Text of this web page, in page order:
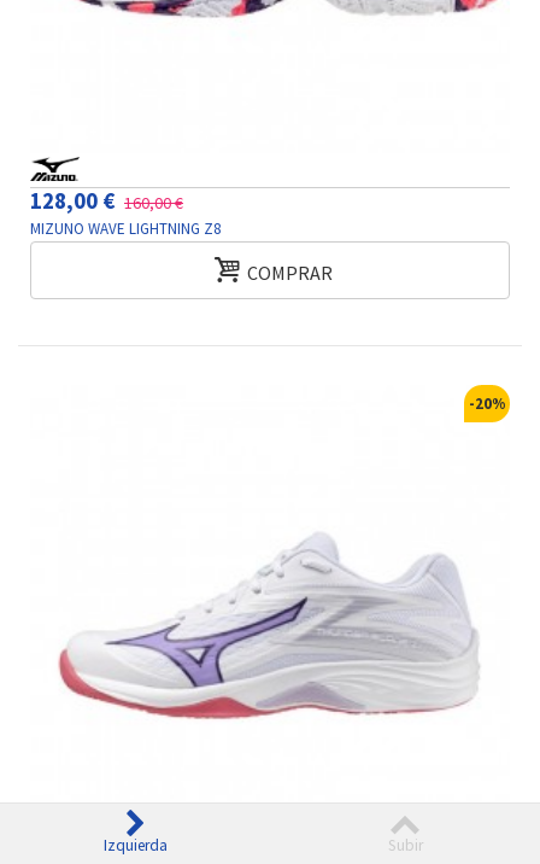
128,00 € 160,00 €
MIZUNO WAVE LIGHTNING Z8
COMPRAR
-20%
Izquierda Subir